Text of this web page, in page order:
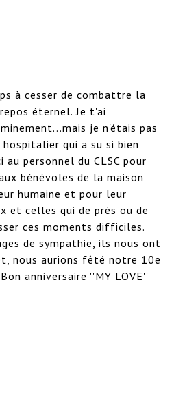
à cesser de combattre la
éternel. Je t'ai
je n'étais pas
qui a su si bien
personnel du CLSC pour
bénévoles de la maison
humaine et pour leur
et celles qui de près ou de
ces moments difficiles.
de sympathie, ils nous ont
nous aurions fêté notre 10e
anniversaire ''MY LOVE''